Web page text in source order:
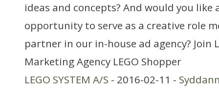
ideas and concepts? And would you like
opportunity to serve as a creative role
partner in our in-house ad agency? Join
Marketing Agency LEGO Shopper
LEGO SYSTEM A/S - 2016-02-11 -